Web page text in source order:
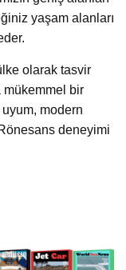
yaşam alanları
olarak tasvir
mükemmel bir
modern
deneyimi